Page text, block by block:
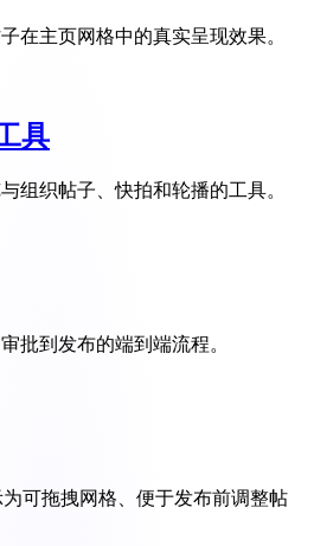
在主页网格中的真实呈现效果。
具
组织帖子、快拍和轮播的工具。
批到发布的端到端流程。
可拖拽网格、便于发布前调整帖